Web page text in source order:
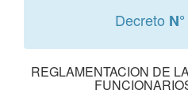
Decreto
REGLAMENTACION DE